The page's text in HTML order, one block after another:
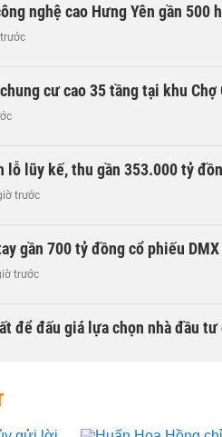
nghệ cao Hưng Yên gần 500
cư cao 35 tầng tại khu Chợ
lỗ lũy kế, thu gần 353.000 tỷ
trước
gần 700 tỷ đồng cổ phiếu
trước
để đấu giá lựa chọn nhà đầu
ngờ trở lại TTCK, ai đã mua